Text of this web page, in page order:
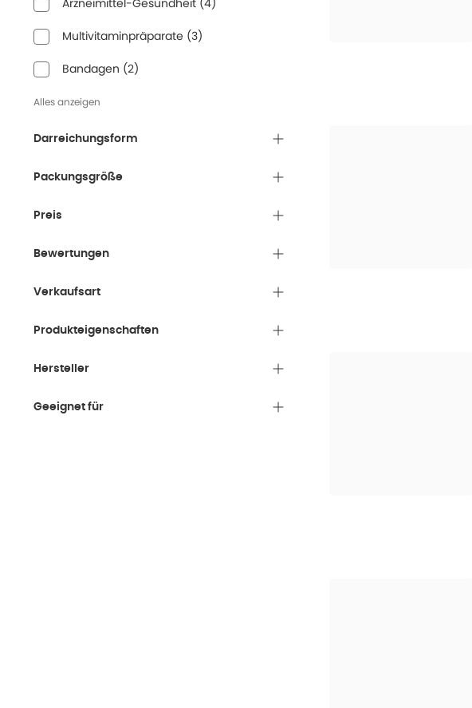
Arzneimittel-Gesundheit (4)
Multivitaminpräparate (3)
Bandagen (2)
Alles anzeigen
Darreichungsform
Packungsgröße
Preis
Bewertungen
Verkaufsart
Produkteigenschaften
Hersteller
Geeignet für